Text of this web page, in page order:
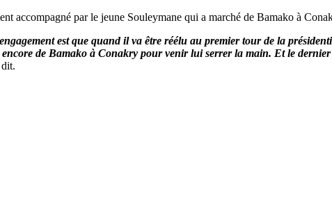
accompagné par le jeune Souleymane qui a marché de Bamako à
est que quand il va être réélu au premier tour de la
de Bamako à Conakry pour venir lui serrer la main. Et le